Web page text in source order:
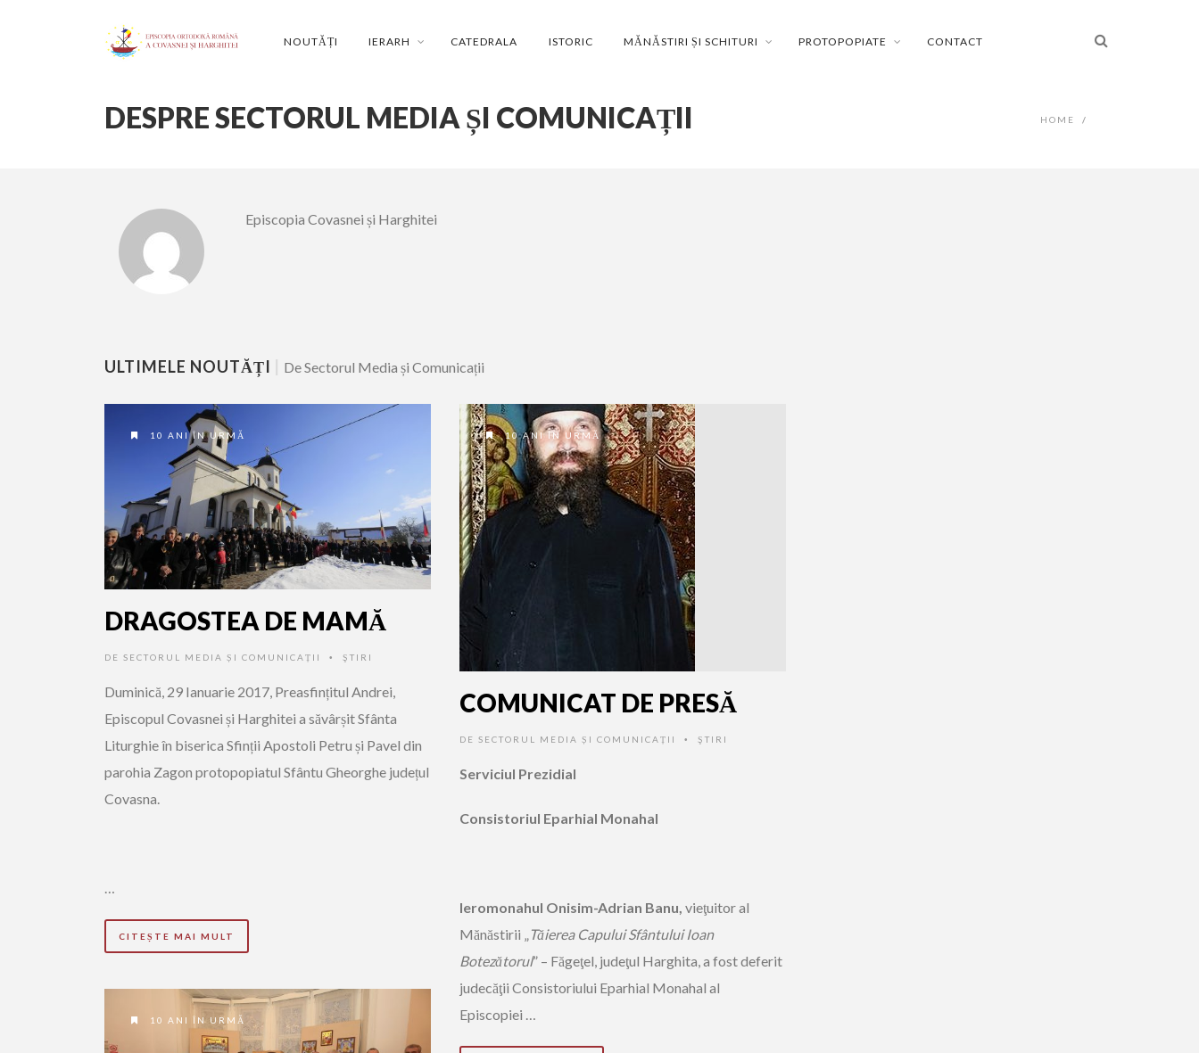
NOUTĂȚI IERARH CATEDRALA ISTORIC MĂNĂSTIRI ȘI SCHITURI PROTOPOPIATE CONTACT
DESPRE SECTORUL MEDIA ȘI COMUNICAȚII HOME /
Episcopia Covasnei și Harghitei
ULTIMELE NOUTĂȚI De Sectorul Media și Comunicații
10 ANI ÎN URMĂ
DRAGOSTEA DE MAMĂ
DE SECTORUL MEDIA ȘI COMUNICAȚII • ŞTIRI
Duminică, 29 Ianuarie 2017, Preasfințitul Andrei,
Episcopul Covasnei și Harghitei a săvârșit Sfânta
Liturghie în biserica Sfinții Apostoli Petru și Pavel din
parohia Zagon protopopiatul Sfântu Gheorghe județul
Covasna.
…
CITEȘTE MAI MULT
10 ANI ÎN URMĂ
COMUNICAT DE PRESĂ
DE SECTORUL MEDIA ȘI COMUNICAȚII • ŞTIRI
Serviciul Prezidial
Consistoriul Eparhial Monahal
Ieromonahul Onisim-Adrian Banu, vieţuitor al
Mănăstirii „
Tăierea Capului Sfântului Ioan
Botezătorul” – Făgeţel, judeţul Harghita, a fost deferit
judecăţii Consistoriului Eparhial Monahal al
Episcopiei …
10 ANI ÎN URMĂ